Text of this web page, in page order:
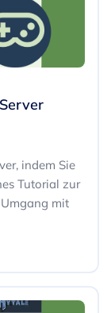
indem Sie
Tutorial zur
mit